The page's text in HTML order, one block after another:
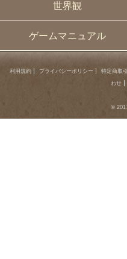
世界観
ゲームマニュアル
利用規約 プライバシーポリシー 特定商取
わせ
©